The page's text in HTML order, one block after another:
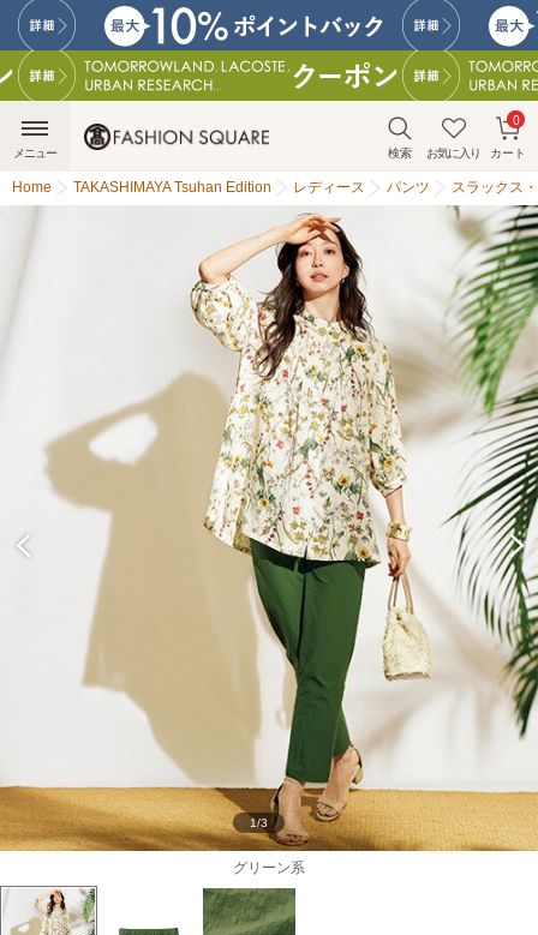
検索 お気に入り カート
0
メニュー
Home TAKASHIMAYA Tsuhan Edition レディース パンツ スラックス
グリーン系
1/3